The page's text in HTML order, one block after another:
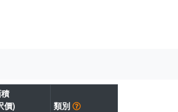
價)
類別